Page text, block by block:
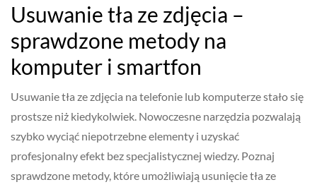
Usuwanie tła ze zdjęcia –
sprawdzone metody na
komputer i smartfon
Usuwanie tła ze zdjęcia na telefonie lub komputerze stało się
prostsze niż kiedykolwiek. Nowoczesne narzędzia pozwalają
szybko wyciąć niepotrzebne elementy i uzyskać
profesjonalny efekt bez specjalistycznej wiedzy. Poznaj
sprawdzone metody, które umożliwiają usunięcie tła ze